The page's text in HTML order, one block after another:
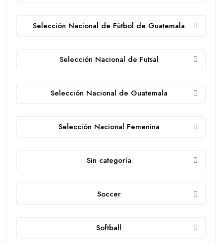
Selección Nacional de Fútbol de Guatemala
Selección Nacional de Futsal
Selección Nacional de Guatemala
Selección Nacional Femenina
Sin categoría
Soccer
Softball